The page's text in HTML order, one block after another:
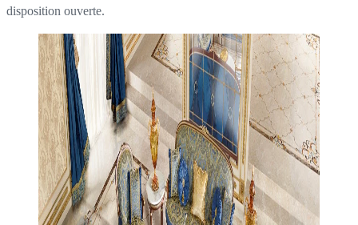
disposition ouverte.